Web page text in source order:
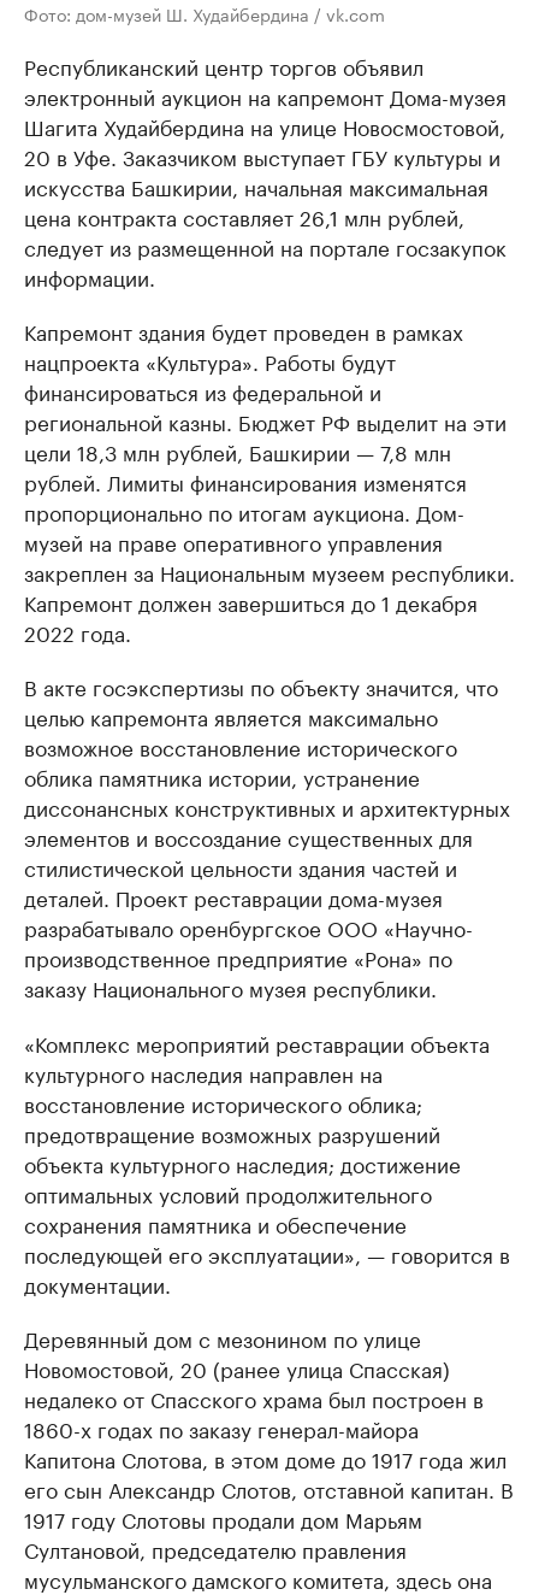
Фото: дом-музей Ш. Худайбердина / vk.com
Республиканский центр торгов объявил
электронный аукцион на капремонт Дома-музея
Шагита Худайбердина на улице Новосмостовой,
20 в Уфе. Заказчиком выступает ГБУ культуры и
искусства Башкирии, начальная максимальная
цена контракта составляет 26,1 млн рублей,
следует из размещенной на портале госзакупок
информации.
Капремонт здания будет проведен в рамках
нацпроекта «Культура». Работы будут
финансироваться из федеральной и
региональной казны. Бюджет РФ выделит на эти
цели 18,3 млн рублей, Башкирии — 7,8 млн
рублей. Лимиты финансирования изменятся
пропорционально по итогам аукциона. Дом-
музей на праве оперативного управления
закреплен за Национальным музеем республики.
Капремонт должен завершиться до 1 декабря
2022 года.
В акте госэкспертизы по объекту значится, что
целью капремонта является максимально
возможное восстановление исторического
облика памятника истории, устранение
диссонансных конструктивных и архитектурных
элементов и воссоздание существенных для
стилистической цельности здания частей и
деталей. Проект реставрации дома-музея
разрабатывало оренбургское ООО «Научно-
производственное предприятие «Рона» по
заказу Национального музея республики.
«Комплекс мероприятий реставрации объекта
культурного наследия направлен на
восстановление исторического облика;
предотвращение возможных разрушений
объекта культурного наследия; достижение
оптимальных условий продолжительного
сохранения памятника и обеспечение
последующей его эксплуатации», — говорится в
документации.
Деревянный дом с мезонином по улице
Новомостовой, 20 (ранее улица Спасская)
недалеко от Спасского храма был построен в
1860-х годах по заказу генерал-майора
Капитона Слотова, в этом доме до 1917 года жил
его сын Александр Слотов, отставной капитан. В
1917 году Слотовы продали дом Марьям
Султановой, председателю правления
мусульманского дамского комитета, здесь она